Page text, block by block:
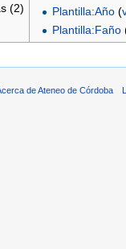
(2) Plantilla:Año(
Plantilla:Faño
de Ateneo de Córdoba